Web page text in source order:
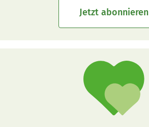
Jetzt abonnieren